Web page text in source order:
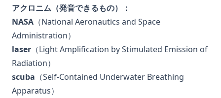
アクロニム（発音できるもの）：
NASA （National Aeronautics and Space
Administration）
laser （Light Amplification by Stimulated Emission of
Radiation）
scuba （Self-Contained Underwater Breathing
Apparatus）